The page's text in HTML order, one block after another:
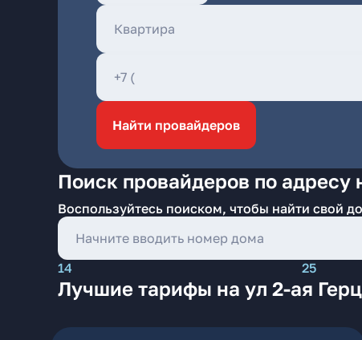
Найти провайдеров
Поиск провайдеров по адресу
Воспользуйтесь поиском, чтобы найти свой
14 25
Лучшие тарифы на ул 2-ая